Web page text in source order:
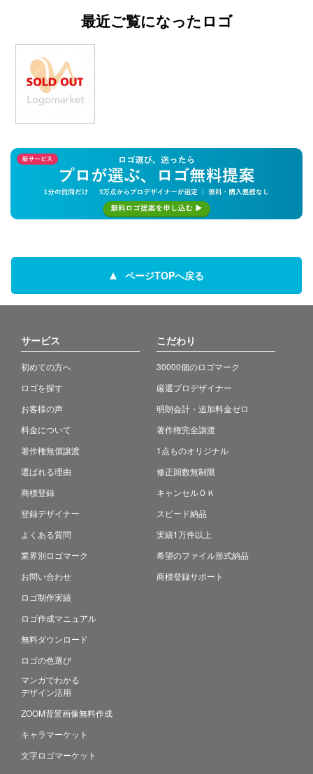
最近ご覧になったロゴ
ページTOPへ戻る
サービス
初めての方へ
ロゴを探す
お客様の声
料金について
著作権無償譲渡
選ばれる理由
商標登録
登録デザイナー
よくある質問
業界別ロゴマーク
お問い合わせ
ロゴ制作実績
ロゴ作成マニュアル
無料ダウンロード
ロゴの色選び
マンガでわかる
デザイン活用
ZOOM背景画像無料作成
キャラマーケット
文字ロゴマーケット
こだわり
30000個のロゴマーク
厳選プロデザイナー
明朗会計・追加料金ゼロ
著作権完全譲渡
1点ものオリジナル
修正回数無制限
キャンセルＯＫ
スピード納品
実績1万件以上
希望のファイル形式納品
商標登録サポート